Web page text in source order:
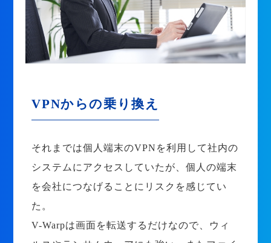
VPNからの乗り換え
それまでは個人端末のVPNを利用して社内の
システムにアクセスしていたが、個人の端末
を会社につなげることにリスクを感じてい
た。
V-Warpは画面を転送するだけなので、ウィ